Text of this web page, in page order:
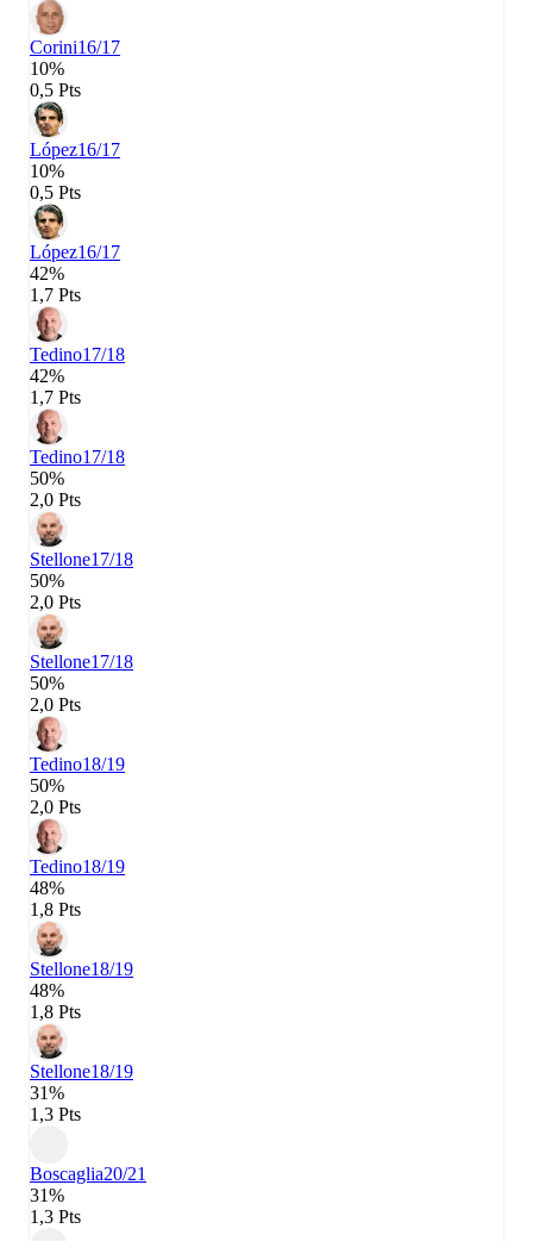
Corini16/17
10%
0,5 Pts
López16/17
10%
0,5 Pts
López16/17
42%
1,7 Pts
Tedino17/18
42%
1,7 Pts
Tedino17/18
50%
2,0 Pts
Stellone17/18
50%
2,0 Pts
Stellone17/18
50%
2,0 Pts
Tedino18/19
50%
2,0 Pts
Tedino18/19
48%
1,8 Pts
Stellone18/19
48%
1,8 Pts
Stellone18/19
31%
1,3 Pts
Boscaglia20/21
31%
1,3 Pts